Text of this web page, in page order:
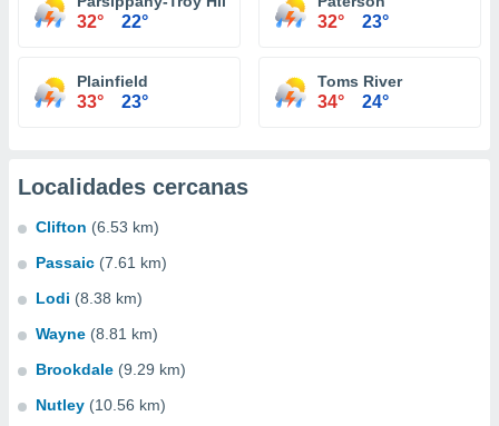
32° 22° 32° 23°
Plainfield
33° 23°
Toms River
34° 24°
Localidades cercanas
Clifton (6.53 km)
Passaic (7.61 km)
Lodi (8.38 km)
Wayne (8.81 km)
Brookdale (9.29 km)
Nutley (10.56 km)